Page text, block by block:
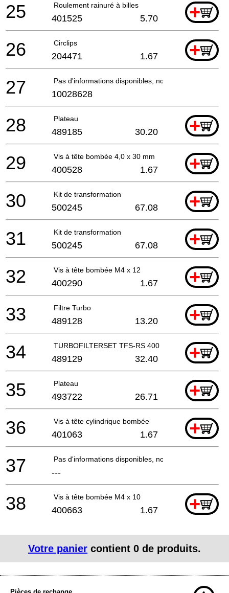
Roulement rainuré à billes +
25 401525 5.70
Circlips +
26 204471 1.67
Pas d'informations disponibles, non commandable
27 10028628
Plateau +
28 489185 30.20
Vis à tête bombée 4,0 x 30 mm +
29 400528 1.67
Kit de transformation +
30 500245 67.08
Kit de transformation +
31 500245 67.08
Vis à tête bombée M4 x 12 +
32 400290 1.67
Filtre Turbo +
33 489128 13.20
TURBOFILTERSET TFS-RS 400 +
34 489129 32.40
Plateau +
35 493722 26.71
Vis à tête cylindrique bombée +
36 401063 1.67
Pas d'informations disponibles, non commandable
37 ---
Vis à tête bombée M4 x 10 +
38 400663 1.67
Votre panier contient 0 de produits.